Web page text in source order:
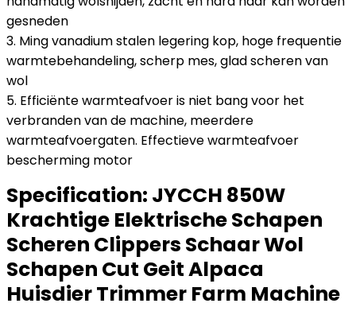
gesneden
3. Ming vanadium stalen legering kop, hoge frequentie
warmtebehandeling, scherp mes, glad scheren van
wol
5. Efficiënte warmteafvoer is niet bang voor het
verbranden van de machine, meerdere
warmteafvoergaten. Effectieve warmteafvoer
bescherming motor
Specification: JYCCH 850W
Krachtige Elektrische Schapen
Scheren Clippers Schaar Wol
Schapen Cut Geit Alpaca
Huisdier Trimmer Farm Machine